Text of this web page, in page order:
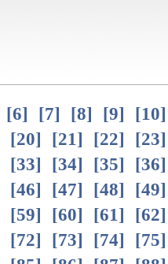
[6] [7] [8] [9] [10
[20] [21] [22] [23
[33] [34] [35] [36
[46] [47] [48] [49
[59] [60] [61] [62
[72] [73] [74] [75